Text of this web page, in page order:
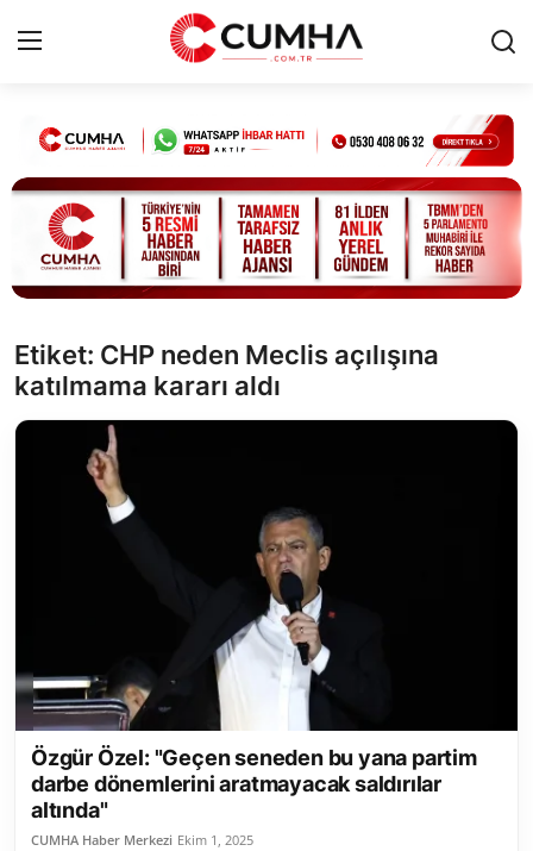
Kurumsal
Cumhurbaşkanlığı
Bakanlıklar
Siyasi Partiler
Yerel Yönetimler
Mülki İdare
Kamu Kurumları ve Üst Kurullar
Resmi Reklamlar
Etiket: CHP neden Meclis açılışına
katılmama kararı aldı
Özgür Özel: "Geçen seneden bu yana partim
darbe dönemlerini aratmayacak saldırılar
altında"
CUMHA Haber Merkezi Ekim 1, 2025